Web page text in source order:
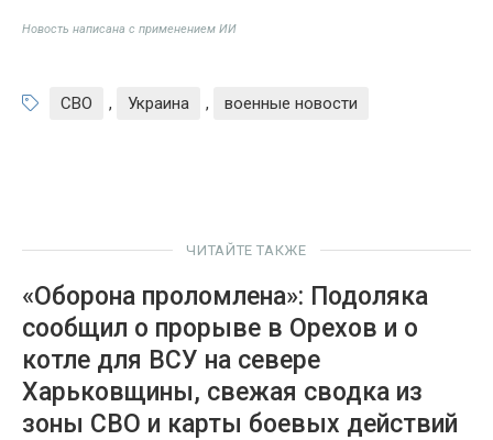
Новость написана с применением ИИ
СВО , Украина , военные новости
ЧИТАЙТЕ ТАКЖЕ
«Оборона проломлена»: Подоляка
сообщил о прорыве в Орехов и о
котле для ВСУ на севере
Харьковщины, свежая сводка из
зоны СВО и карты боевых действий